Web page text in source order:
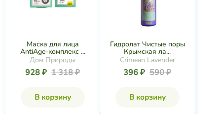
Маска для лица
AntiAge-комплекс ...
Дом Природы
928 ₽ 1 318 ₽
В корзину
Гидролат Чистые поры
Крымская ла...
Crimean Lavender
396 ₽ 590 ₽
В корзину